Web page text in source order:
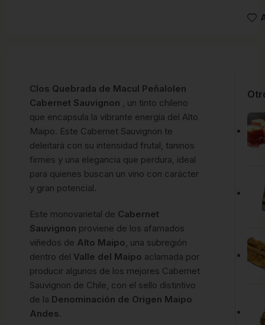
Clos Quebrada de Macul Peñalolen
Cabernet Sauvignon , un tinto chileno
que encapsula la vibrante energía del Alto
Maipo. Este Cabernet Sauvignon te
deleitará con su intensidad frutal, taninos
firmes y una elegancia que perdura, ideal
para quienes buscan un vino con carácter
y gran potencial.
Este monovarietal de Cabernet
Sauvignon proviene de los afamados
viñedos de Alto Maipo, una subregión
dentro del Valle del Maipo aclamada por
producir algunos de los mejores Cabernet
Sauvignon de Chile, con el sello distintivo
de la Denominación de Origen Maipo
Andes.